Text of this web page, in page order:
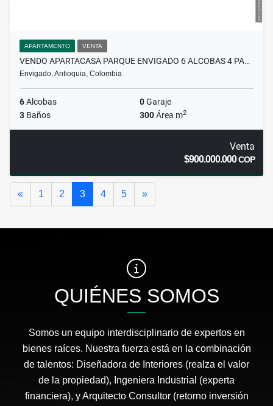
APARTAMENTO VENTA
VENDO APARTACASA PARQUE ENVIGADO 6 ALCOBAS 4 PA…
Envigado, Antioquia, Colombia
6Alcobas 0Garaje
3 Baños 300Área m2
Venta
$900.000.000COP
« Anterior
1 2 3 4 5 »Siguiente
QUIÉNES SOMOS
Somos un equipo interdisciplinario de expertos en
bienes raíces. Nuestra fuerza está en la combinación
de talentos: Diseñadora de Interiores (realza el valor
de la propiedad), Ingeniera Industrial (experta
financiera), y Arquitecto Consultor (retorno inversión